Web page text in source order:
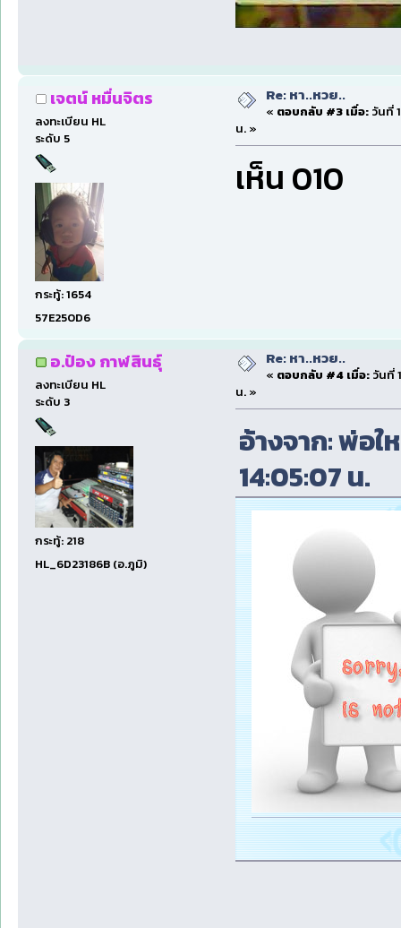
เจตน์ หมื่นจิตร
ลงทะเบียน HL
ระดับ 5
กระทู้: 1654
57E250D6
Re: หา..หวย..
« ตอบกลับ #3 เมื่อ:วันที่
น. »
เห็น 010
อ.ป๋อง กาฬสินธุ์
ลงทะเบียน HL
ระดับ 3
กระทู้: 218
HL_6D23186B (อ.ภูมิ)
Re: หา..หวย..
« ตอบกลับ #4 เมื่อ:วันที่
น. »
อ้างจาก: พ่อ
14:05:07 น.